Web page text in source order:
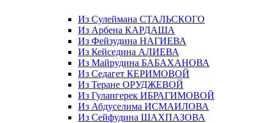
Из Сулеймана СТАЛЬСКОГО
Из Арбена КАРДАША
Из Фейзудина НАГИЕВА
Из Кейседина АЛИЕВА
Из Майрудина БАБАХАНОВА
Из Седагет КЕРИМОВОЙ
Из Теране ОРУДЖЕВОЙ
Из Гулангерек ИБРАГИМОВОЙ
Из Абдуселима ИСМАИЛОВА
Из Сейфудина ШАХПАЗОВА